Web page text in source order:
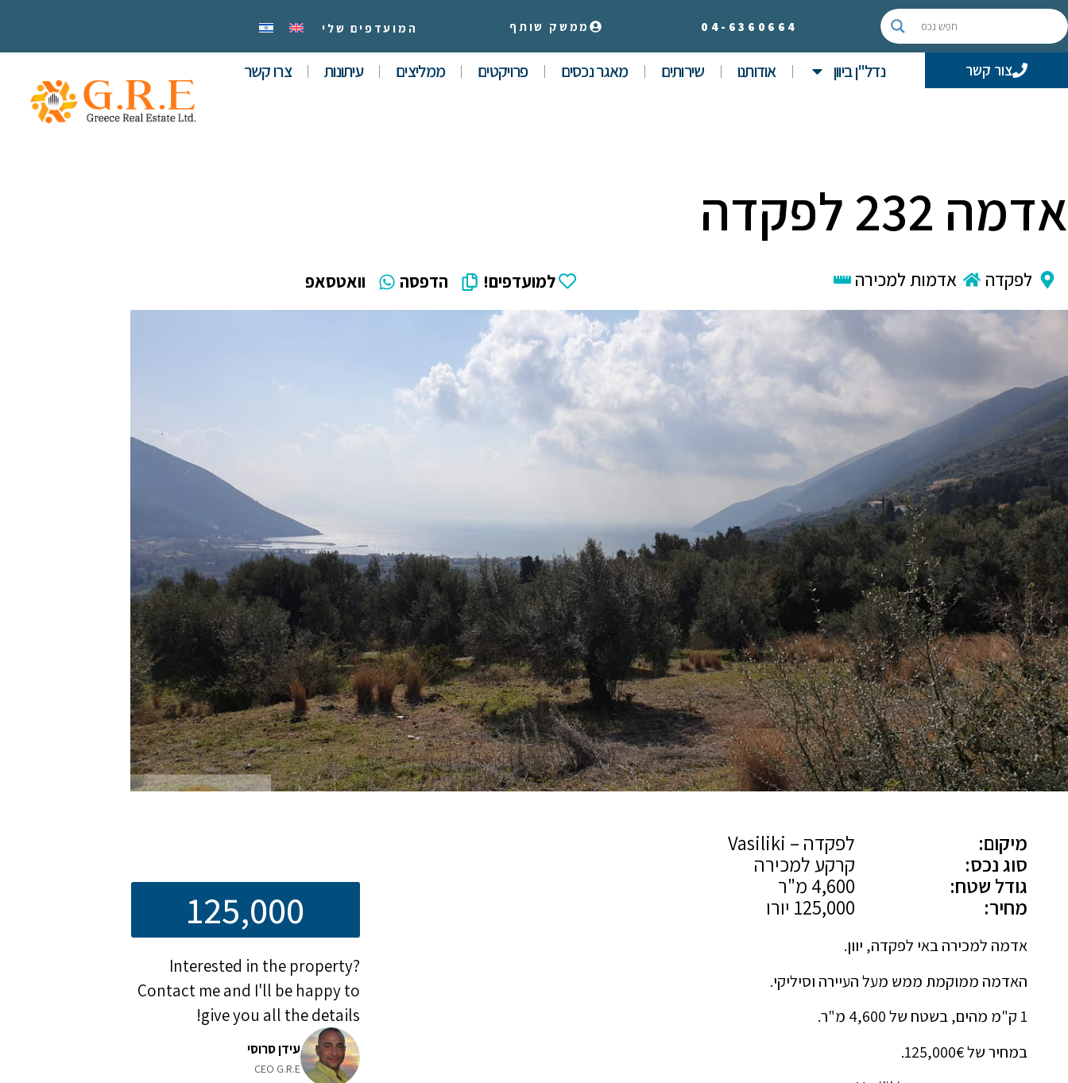
04- 6360664 ממשק שותף המועדפים שלי
צור קשר נדל"ן ביוון אודותנו שירותים מאגר נכסים פרויקטים ממליצים עיתונות צרו קשר
אדמה 232 לפקדה
לפקדה אדמות למכירה למועדפים! הדפסה וואטסאפ
מיקום:
לפקדה – Vasiliki
סוג נכס:
קרקע למכירה
גודל שטח:
מחיר:
אדמה למכירה באי לפקדה, יוון.
האדמה ממוקמת ממש מעל העיירה וסיליקי.
1 ק"מ מהים, בשטח של 4,600 מ"ר.
במחיר של 125,000€.
125,000
Interested in the property?
Contact me and I'll be happy to
give you all the details!
עידן סרוסי
CEO G.R.E